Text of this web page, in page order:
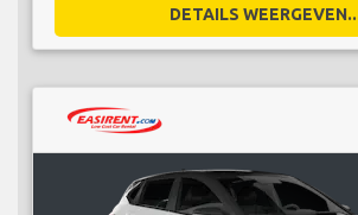
DETAILS